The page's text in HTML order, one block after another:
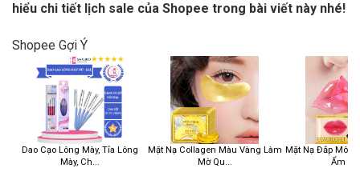
hiểu chi tiết lịch sale của Shopee trong bài viết này nhé!
Shopee Gợi Ý
Dao Cạo Lông Mày, Tỉa Lông
Mày, Ch...
Mặt Nạ Collagen Màu Vàng Làm
Mờ Qu...
Mặt Nạ Đắp Môi
Ẩm Và